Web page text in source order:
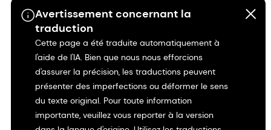
Avertissement concernant la
traduction
Cette page a été traduite automatiquement à
l'aide de l'IA. Bien que nous nous efforcions
d'assurer la précision, les traductions peuvent
présenter des imperfections ou déformer le sens
du texte original. Pour toute information
importante, veuillez vous reporter à la version
Informations juridiques
Plan du site